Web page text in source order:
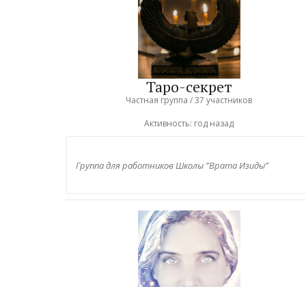
Таро-секрет
Частная группа / 37 участников
Активность: год назад
Группа для работников Школы ”Врата Изиды”